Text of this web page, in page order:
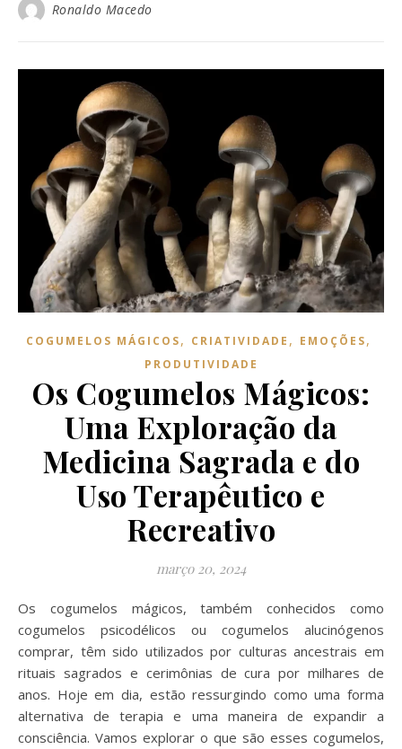
Ronaldo Macedo
COGUMELOS MÁGICOS, CRIATIVIDADE , EMOÇÕES,
PRODUTIVIDADE
Os Cogumelos Mágicos:
Uma Exploração da
Medicina Sagrada e do
Uso Terapêutico e
Recreativo
março 20, 2024
Os cogumelos mágicos, também conhecidos como
cogumelos psicodélicos ou cogumelos alucinógenos
comprar, têm sido utilizados por culturas ancestrais em
rituais sagrados e cerimônias de cura por milhares de
anos. Hoje em dia, estão ressurgindo como uma forma
alternativa de terapia e uma maneira de expandir a
consciência. Vamos explorar o que são esses cogumelos,